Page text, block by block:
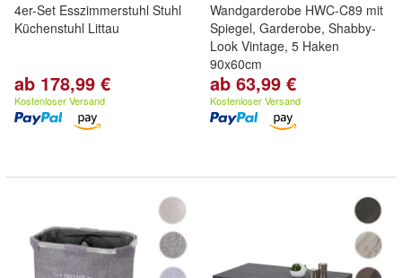
4er-Set Esszimmerstuhl Stuhl
Küchenstuhl Littau
ab 178,99 €
Kostenloser Versand
Wandgarderobe HWC-C89 mit
Spiegel, Garderobe, Shabby-
Look Vintage, 5 Haken
90x60cm
ab 63,99 €
Kostenloser Versand